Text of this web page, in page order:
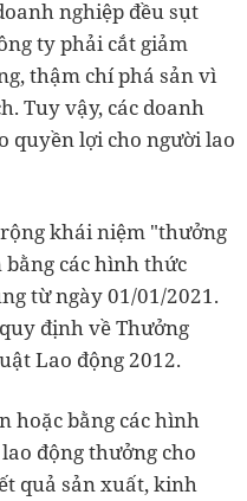
nghiệp đều sụt
ty phải cắt giảm
thậm chí phá sản vì
Tuy vậy, các doanh
quyền lợi cho người lao
khái niệm "thưởng
các hình thức
từ ngày 01/01/2021.
định về Thưởng
Lao động 2012.
hoặc bằng các hình
động thưởng cho
quả sản xuất, kinh